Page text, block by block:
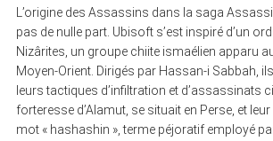
L’origine des Assassins dans la saga
pas de nulle part. Ubisoft s’est inspiré d’un
Nizârites, un groupe chiite ismaélien apparu
Moyen-Orient. Dirigés par Hassan-i Sabbah,
leurs tactiques d’infiltration et d’assassinats
forteresse d’Alamut, se situait en Perse, et
mot « hashashin », terme péjoratif employé